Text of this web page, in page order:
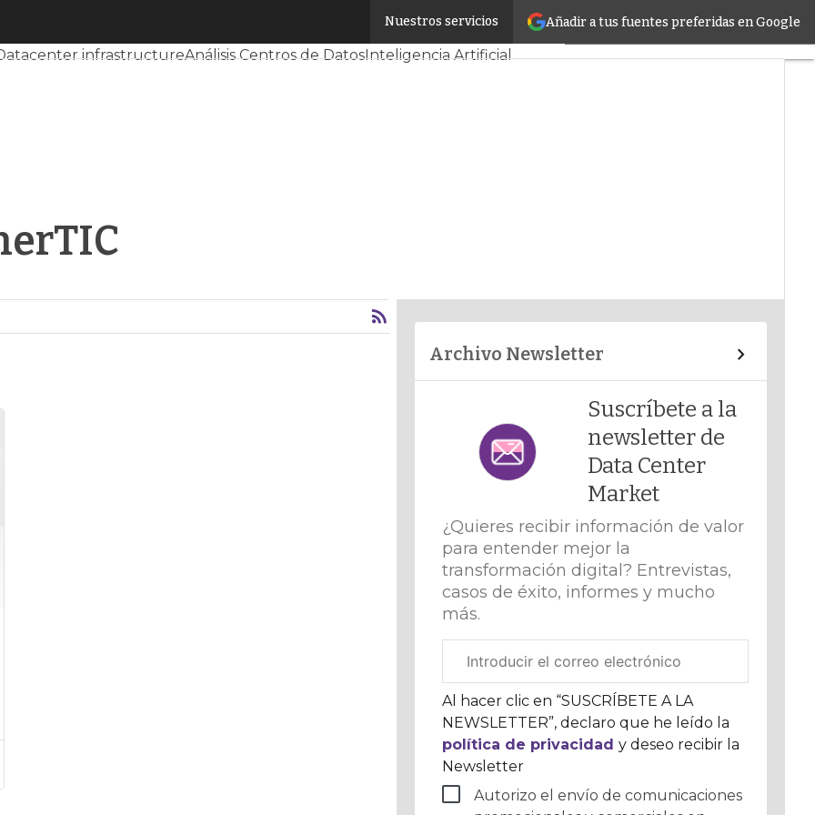
Añadir a tus fuentes preferidas en Google
Nuestros servicios
Tendencias TI
infrastructureAnálisis Centros de DatosInteligencia Artificial
Archivo Newsletter
Suscríbete a la
newsletter de
Data Center
Market
¿Quieres recibir información de valor
para entender mejor la
transformación digital? Entrevistas,
casos de éxito, informes y mucho
más.
electrónico
corporativo
Al hacer clic en “SUSCRÍBETE A LA
NEWSLETTER”, declaro que he leído la
política de privacidady deseo recibir la
Newsletter
Autorizo el envío de comunicaciones